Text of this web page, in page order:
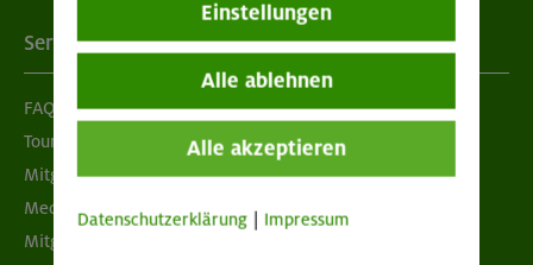
Services
FAQ
Tour der Woche
Mitgliedermagazin alpinwelt
Mediadaten
Mitgliedschaft kündigen
Einstellungen
Alle ablehnen
Alle akzeptieren
Datenschutzerklärung Impressum